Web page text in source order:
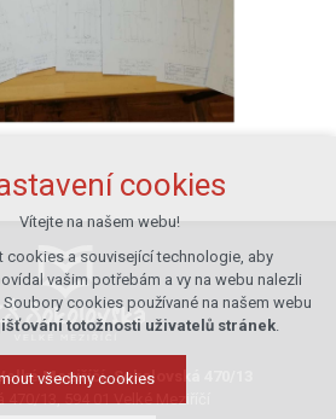
Meziříčí, Sokolovská 470/13
470/13, 594 01 Velké Meziříčí
cookies
Vítejte na našem webu!
cookies a související technologie, aby
vašim potřebám a vy na webu nalezli
cookies používané na našem webu
totožnosti uživatelů stránek.
všechny cookies